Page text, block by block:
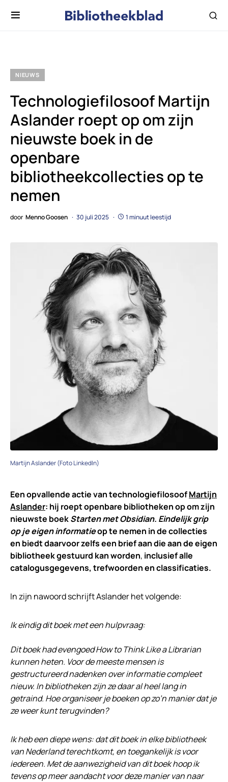
NIEUWS
Technologiefilosoof Martijn
Aslander roept op om zijn
nieuwste boek in de
openbare
bibliotheekcollecties op te
nemen
door Menno Goosen 30 juli 2025 1 minuut leestijd
Martijn Aslander (Foto LinkedIn)
Een opvallende actie van technologiefilosoofMartijn
Aslander: hij roept openbare bibliotheken op om zijn
nieuwste boekStarten met Obsidian. Eindelijk grip
op je eigen informatieop te nemen in de collecties
en biedt daarvoor zelfs een brief aan die aan de eigen
bibliotheek gestuurd kan worden, inclusief alle
catalogusgegevens, trefwoorden en classificaties.
In zijn nawoord schrijft Aslander het volgende:
Ik eindig dit boek met een hulpvraag:
Dit boek had evengoed How to Think Like a Librarian
kunnen heten. Voor de meeste mensen is
gestructureerd nadenken over informatie compleet
nieuw. In bibliotheken zijn ze daar al heel lang in
getraind. Hoe organiseer je boeken op zo’n manier dat je
ze weer kunt terugvinden?
Ik heb een diepe wens: dat dit boek in elke bibliotheek
van Nederland terechtkomt, en toegankelijk is voor
iedereen. Met de aanwezigheid van dit boek hoop ik
tevens op meer aandacht voor deze manier van naar